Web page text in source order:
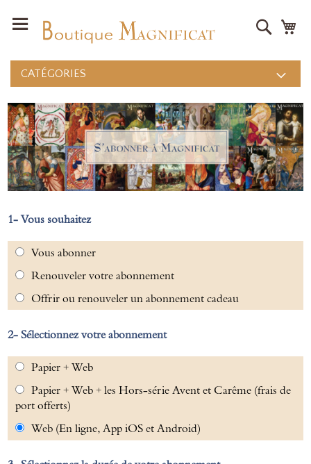
CATÉGORIES
Vous souhaitez
Vous abonner
Renouveler votre abonnement
Offrir ou renouveler un abonnement cadeau
Sélectionnez votre abonnement
Papier + Web
Papier + Web + les Hors-série Avent et Carême (frais de
port offerts)
Web (En ligne, App iOS et Android)